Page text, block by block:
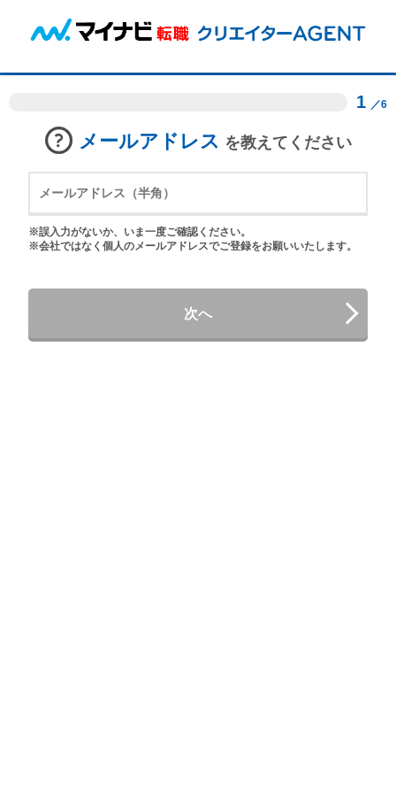
1 ／6
メールアドレス を教えてください
※誤入力がないか、いま一度ご確認ください。
※会社ではなく個人のメールアドレスでご登録をお願いいたします。
次へ